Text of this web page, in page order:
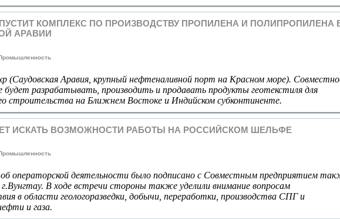
КОМПЛЕКС ПО ПРОИЗВОДСТВУ ПРОПИЛЕНА И ПОЛИПРОПИЛЕНА
АРАВИИ
(Саудовская Аравия, крупный нефтеналивной порт на Красном море).
будет разрабатывать, производить и продавать продукты геотекстиля для
строительства на Ближнем Востоке и Индийском субконтиненте.
ИСКАТЬ ВОЗМОЖНОСТИ РАБОТЫ НА РОССИЙСКОМ ШЕЛЬФЕ
операторской деятельности было подписано с Совместным предприятием
г.Вунгтау. В ходе встречи стороны также уделили внимание вопросам
в области геологоразведки, добычи, переработки, производства СПГ и
и газа.